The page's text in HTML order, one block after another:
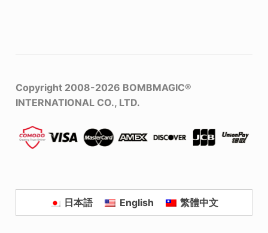
Copyright 2008-2026 BOMBMAGIC®
INTERNATIONAL CO., LTD.
日本語 English 繁體中文